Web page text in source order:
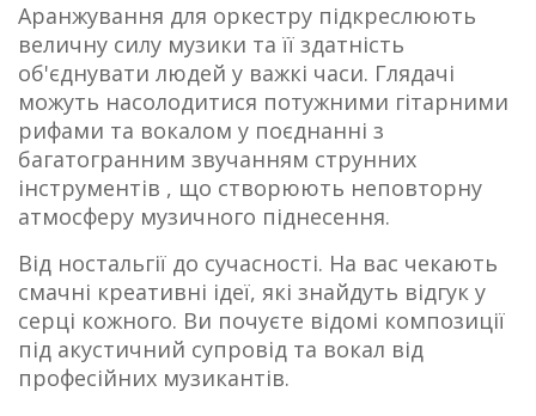
Аранжування для оркестру підкреслюють
величну силу музики та її здатність
об'єднувати людей у важкі часи. Глядачі
можуть насолодитися потужними гітарними
рифами та вокалом у поєднанні з
багатогранним звучанням струнних
інструментів , що створюють неповторну
атмосферу музичного піднесення.
Від ностальгії до сучасності. На вас чекають
смачні креативні ідеї, які знайдуть відгук у
серці кожного. Ви почуєте відомі композиції
під акустичний супровід та вокал від
професійних музикантів.